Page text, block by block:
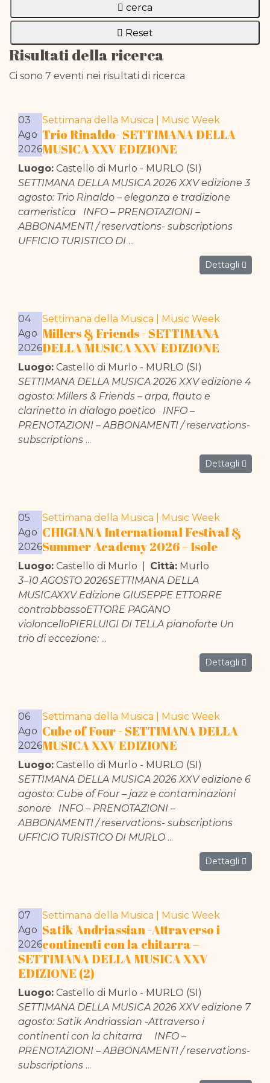
cerca
Reset
Risultati della ricerca
Ci sono 7 eventi nei risultati di ricerca
03
Ago
2026
Settimana della Musica | Music Week
Trio Rinaldo- SETTIMANA DELLA
MUSICA XXV EDIZIONE
Luogo: Castello di Murlo - MURLO (SI)
SETTIMANA DELLA MUSICA 2026 XXV edizione 3
agosto: Trio Rinaldo – eleganza e tradizione
cameristica INFO – PRENOTAZIONI –
ABBONAMENTI / reservations- subscriptions
UFFICIO TURISTICO DI ...
Dettagli
04
Ago
2026
Settimana della Musica | Music Week
Millers & Friends - SETTIMANA
DELLA MUSICA XXV EDIZIONE
Luogo: Castello di Murlo - MURLO (SI)
SETTIMANA DELLA MUSICA 2026 XXV edizione 4
agosto: Millers & Friends – arpa, flauto e
clarinetto in dialogo poetico INFO –
PRENOTAZIONI – ABBONAMENTI / reservations-
subscriptions ...
Dettagli
05
Ago
2026
Settimana della Musica | Music Week
CHIGIANA International Festival &
Summer Academy 2026 – Isole
Luogo: Castello di Murlo Città: Murlo
3–10 AGOSTO 2026SETTIMANA DELLA
MUSICAXXV Edizione GIUSEPPE ETTORRE
contrabbassoETTORE PAGANO
violoncelloPIERLUIGI DI TELLA pianoforte Un
trio di eccezione: ...
Dettagli
06
Ago
2026
Settimana della Musica | Music Week
Cube of Four - SETTIMANA DELLA
MUSICA XXV EDIZIONE
Luogo: Castello di Murlo - MURLO (SI)
SETTIMANA DELLA MUSICA 2026 XXV edizione 6
agosto: Cube of Four – jazz e contaminazioni
sonore INFO – PRENOTAZIONI –
ABBONAMENTI / reservations- subscriptions
UFFICIO TURISTICO DI MURLO ...
Dettagli
07
Ago
2026
Settimana della Musica | Music Week
Satik Andriassian -Attraverso i
continenti con la chitarra –
SETTIMANA DELLA MUSICA XXV
EDIZIONE (2)
Luogo: Castello di Murlo - MURLO (SI)
SETTIMANA DELLA MUSICA 2026 XXV edizione 7
agosto: Satik Andriassian -Attraverso i
continenti con la chitarra INFO –
PRENOTAZIONI – ABBONAMENTI / reservations-
subscriptions ...